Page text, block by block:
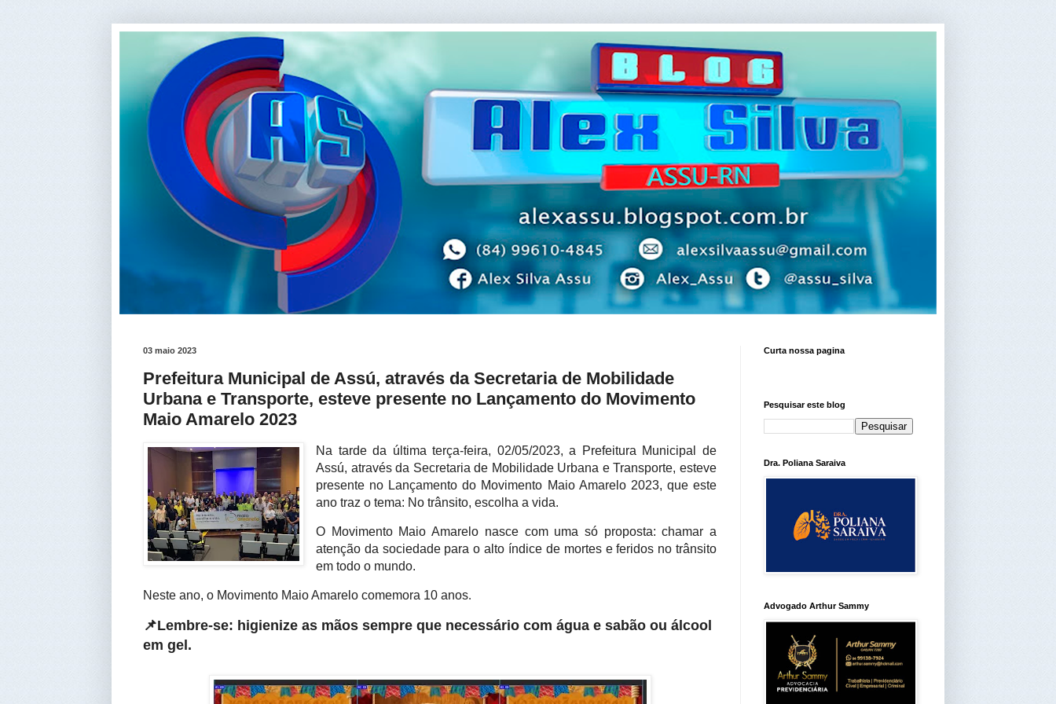
03 maio 2023
Prefeitura Municipal de Assú, através da Secretaria de Mobilidade
Urbana e Transporte, esteve presente no Lançamento do Movimento
Maio Amarelo 2023
Na tarde da última terça-feira, 02/05/2023, a Prefeitura Municipal de
Assú, através da Secretaria de Mobilidade Urbana e Transporte, esteve
presente no Lançamento do Movimento Maio Amarelo 2023, que este
ano traz o tema: No trânsito, escolha a vida.
O Movimento Maio Amarelo nasce com uma só proposta: chamar a
atenção da sociedade para o alto índice de mortes e feridos no trânsito
em todo o mundo.
Neste ano, o Movimento Maio Amarelo comemora 10 anos.
📌Lembre-se: higienize as mãos sempre que necessário com água e sabão ou álcool
em gel.
Curta nossa pagina
Pesquisar este blog
Dra. Poliana Saraiva
Advogado Arthur Sammy